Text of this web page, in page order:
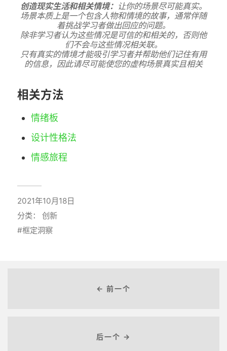
创造现实生活和相关情境： 让你的场景尽可能真实。
场景本质上是一个包含人物和情境的故事，通常伴随
着挑战学习者做出回应的问题。
除非学习者认为这些情况是可信的和相关的，否则他
们不会与这些情况相关联。
只有真实的情境才能吸引学习者并帮助他们记住有用
的信息，因此请尽可能使您的虚构场景真实且相关
相关方法
情绪板
设计性格法
情感旅程
2021年10月18日
分类： 创新
框定洞察
← 前一个
后一个 →